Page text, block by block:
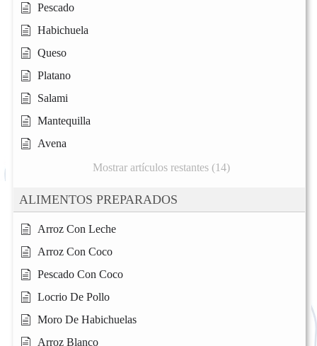
Pescado
Habichuela
Queso
Platano
Salami
Mantequilla
Avena
Mostrar artículos restantes (14)
ALIMENTOS PREPARADOS
Arroz Con Leche
Arroz Con Coco
Pescado Con Coco
Locrio De Pollo
Moro De Habichuelas
Arroz Blanco